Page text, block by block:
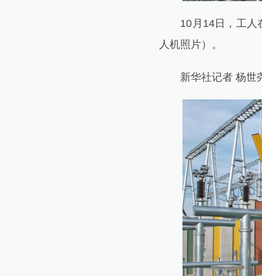
10月14日，工人在
人机照片）。
新华社记者 杨世